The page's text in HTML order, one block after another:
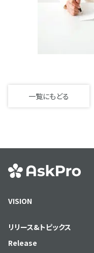
一覧にもどる
VISION
リリース&トピックス
Release